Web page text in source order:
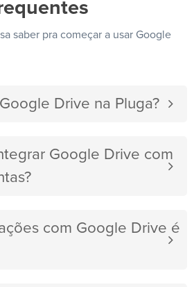
saber pra começar a usar Google
Drive na Pluga?
Google Drive com
com Google Drive é